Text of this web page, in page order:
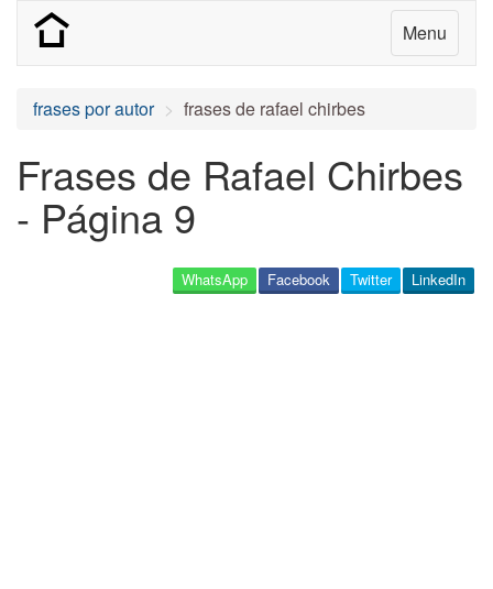
Menu
frases por autor frases de rafael chirbes
Frases de Rafael Chirbes
- Página 9
LinkedIn
Twitter
Facebook
WhatsApp